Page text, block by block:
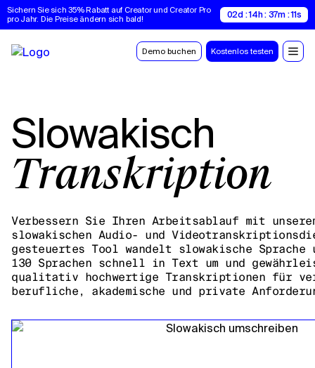
Sichern Sie sich 35% Rabatt auf Creator und Creator Pro
pro Jahr. Die Preise ändern sich bald!
02d : 14h : 37m : 10s
Demo buchen Kostenlos testen
Slowakisch
Transkription
Verbessern Sie Ihren Arbeitsablauf mit unserem
slowakischen Audio- und
gesteuertes Tool wandelt slowakische Sprache
130 Sprachen schnell in Text um und
qualitativ hochwertige Transkriptionen für
berufliche, akademische und private